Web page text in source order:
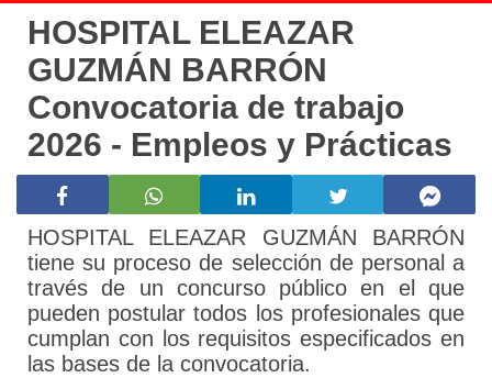
HOSPITAL ELEAZAR
GUZMÁN BARRÓN
Convocatoria de trabajo
2026 - Empleos y Prácticas
HOSPITAL ELEAZAR GUZMÁN BARRÓN
tiene su proceso de selección de personal a
través de un concurso público en el que
pueden postular todos los profesionales que
cumplan con los requisitos especificados en
las bases de la convocatoria.